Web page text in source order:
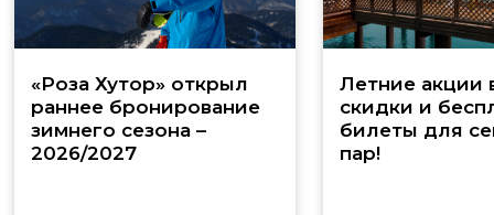
«Роза Хутор» открыл
раннее бронирование
зимнего сезона –
2026/2027
Летние акции
скидки и
билеты для
пар!